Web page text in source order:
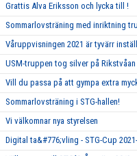
Grattis Alva Eriksson och lycka till !
Sommarlovsträning med inriktning
Våruppvisningen 2021 är tyvärr
USM-truppen tog silver på
Vill du passa på att gympa extra
Sommarlovsträning i STG-hallen!
Vi välkomnar nya styrelsen
Digital ta&#776;vling - STG-Cup